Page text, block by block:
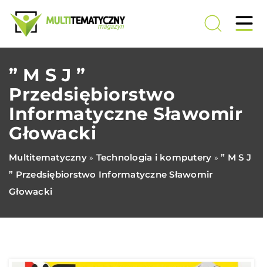
” M S J ”
Przedsiębiorstwo
Informatyczne Sławomir
Głowacki
Multitematyczny» Technologia i komputery » ” M S J
” Przedsiębiorstwo Informatyczne Sławomir
Głowacki